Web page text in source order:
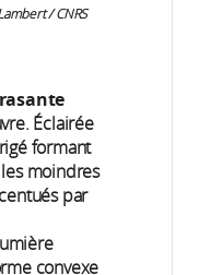
/ CNRS
Éclairée
formant
moindres
par
convexe